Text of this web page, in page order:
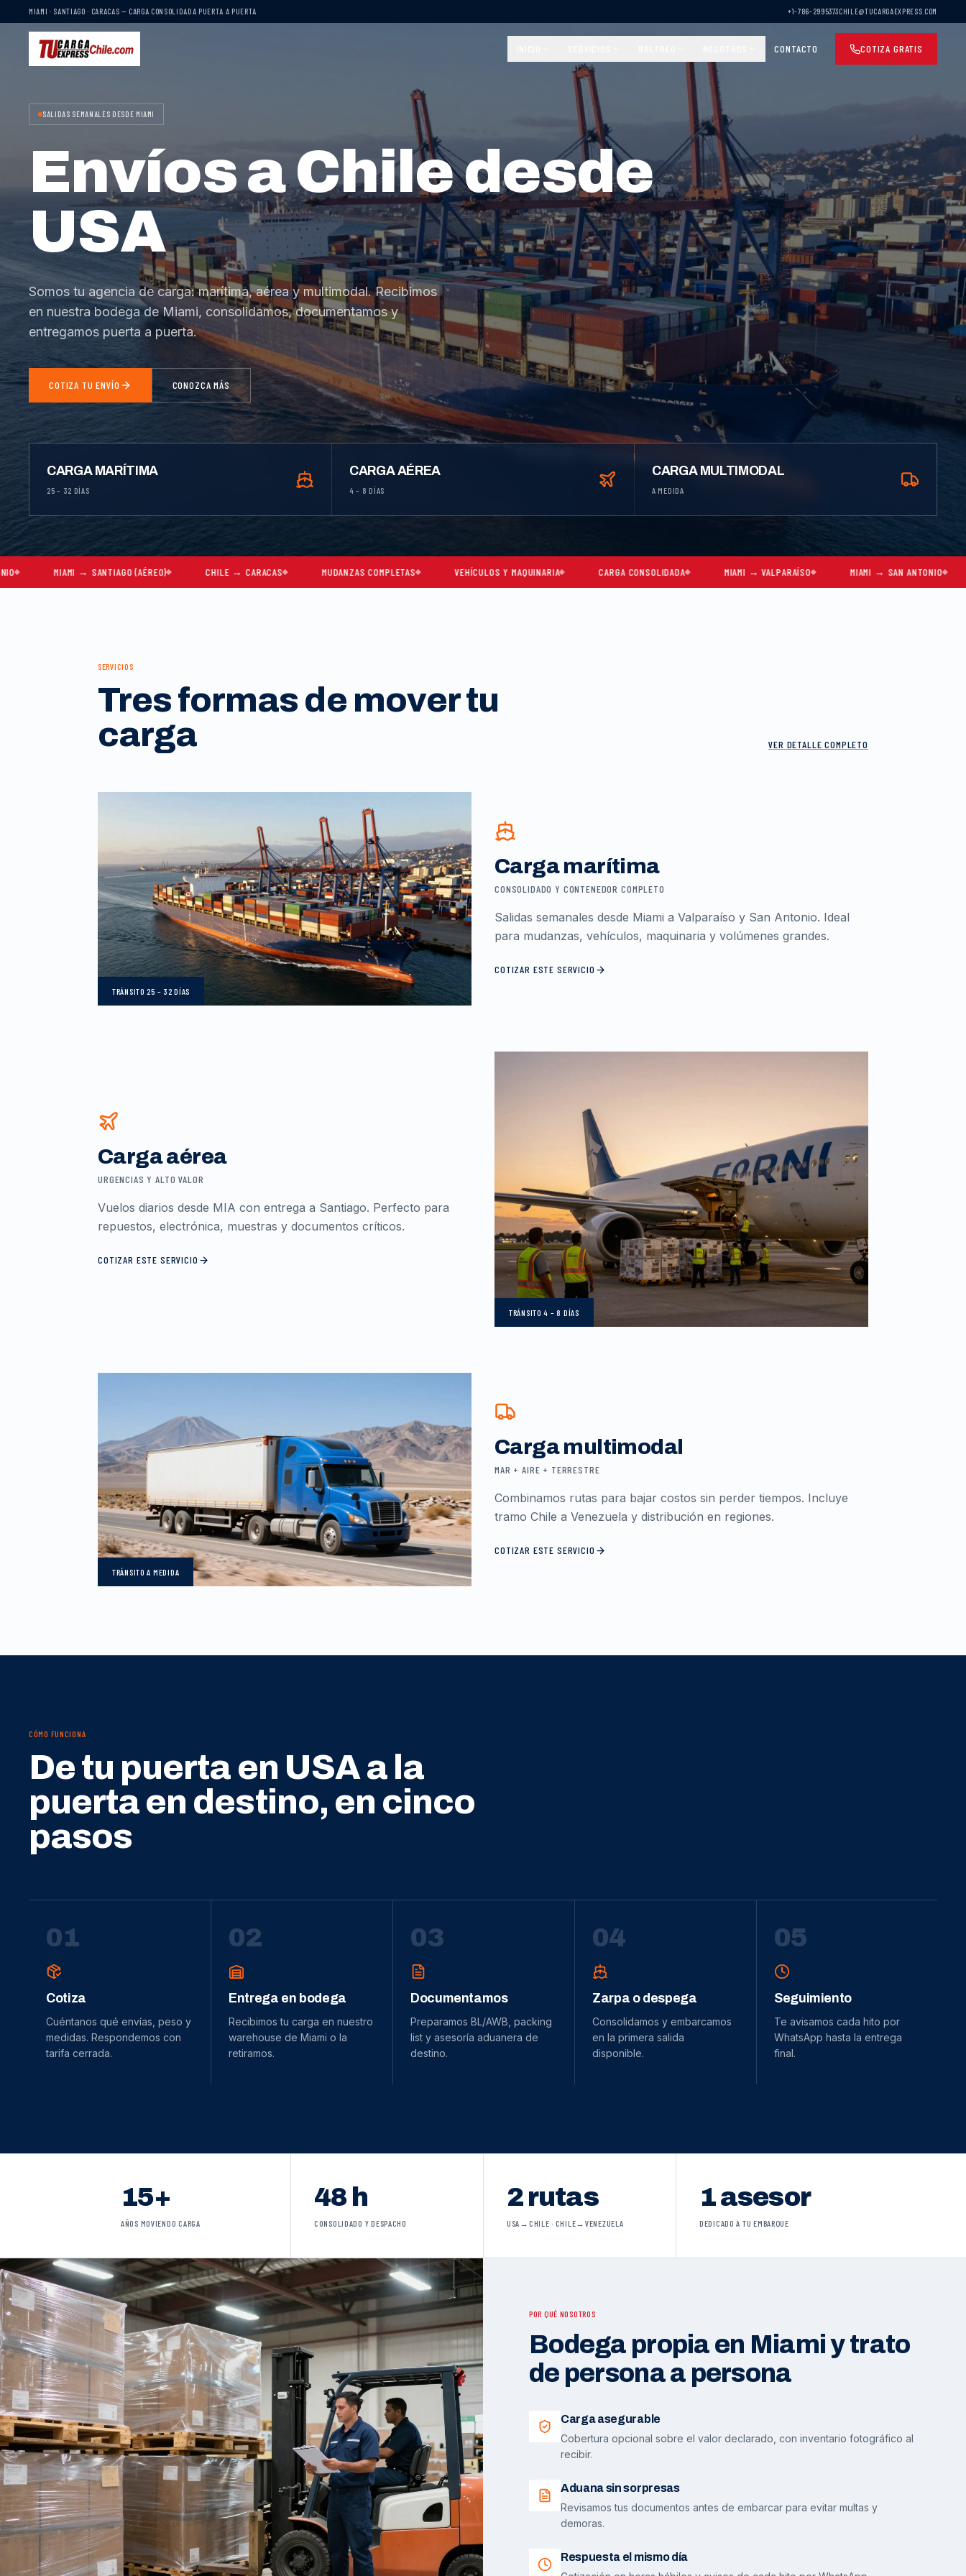
MIAMI · SANTIAGO · CARACAS — CARGA CONSOLIDADA PUERTA A PUERTA +1-786-2995373CHILE@TUCARGAEXPRESS.COM
CONTACTO COTIZA GRATIS
SALIDAS SEMANALES DESDE MIAMI
Envíos a Chile desde
USA
Somos tu agencia de carga: marítima, aérea y multimodal. Recibimos
en nuestra bodega de Miami, consolidamos, documentamos y
entregamos puerta a puerta.
COTIZA TU ENVÍO CONOZCA MÁS
CARGA MARÍTIMA
25 – 32 DÍAS
CARGA AÉREA
4 – 8 DÍAS
CARGA MULTIMODAL
A MEDIDA
→ SANTIAGO (AÉREO) CHILE → CARACAS MUDANZAS COMPLETAS VEHÍCULOS Y MAQUINARIA CARGA CONSOLIDADA MIAMI → VALPARAÍSO MIAMI → SAN ANTONIO MIAMI →
SERVICIOS
Tres formas de mover tu
carga
VER DETALLE COMPLETO
TRÁNSITO 25 – 32 DÍAS
Carga marítima
CONSOLIDADO Y CONTENEDOR COMPLETO
Salidas semanales desde Miami a Valparaíso y San Antonio. Ideal
para mudanzas, vehículos, maquinaria y volúmenes grandes.
COTIZAR ESTE SERVICIO
TRÁNSITO4 – 8 DÍAS
Carga aérea
URGENCIAS Y ALTO VALOR
Vuelos diarios desde MIA con entrega a Santiago. Perfecto para
repuestos, electrónica, muestras y documentos críticos.
COTIZAR ESTE SERVICIO
TRÁNSITOA MEDIDA
Carga multimodal
MAR + AIRE + TERRESTRE
Combinamos rutas para bajar costos sin perder tiempos. Incluye
tramo Chile a Venezuela y distribución en regiones.
COTIZAR ESTE SERVICIO
CÓMO FUNCIONA
De tu puerta en USA a la
puerta en destino, en cinco
pasos
01
Cotiza
Cuéntanos qué envías, peso y
medidas. Respondemos con
tarifa cerrada.
02
Entrega en bodega
Recibimos tu carga en nuestro
warehouse de Miami o la
retiramos.
03
Documentamos
Preparamos BL/AWB, packing
list y asesoría aduanera de
destino.
04
Zarpa o despega
Consolidamos y embarcamos
en la primera salida
disponible.
05
Seguimiento
Te avisamos cada hito por
WhatsApp hasta la entrega
final.
15+
AÑOS MOVIENDO CARGA
48 h
CONSOLIDADO Y DESPACHO
2 rutas
USA→CHILE · CHILE→VENEZUELA
1 asesor
DEDICADO A TU EMBARQUE
POR QUÉ NOSOTROS
Bodega propia en Miami y trato
de persona a persona
Carga asegurable
Cobertura opcional sobre el valor declarado, con inventario fotográfico al
recibir.
Aduana sin sorpresas
Revisamos tus documentos antes de embarcar para evitar multas y
demoras.
Respuesta el mismo día